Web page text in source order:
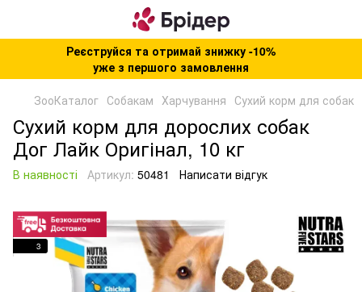
Реєструйся та отримай знижку -10%
уже з першого замовлення
ЗооКаталог Собакам Харчування Сухий корм для собак
Сухий корм для дорослих собак
Дог Лайк Оригінал, 10 кг
В наявності Артикул: 50481 Написати відгук
3